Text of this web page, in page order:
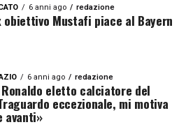
6 anni ago redazione
obiettivo Mustafi piace al Bayern
6 anni ago redazione
eletto calciatore del
eccezionale, mi motiva
avanti»